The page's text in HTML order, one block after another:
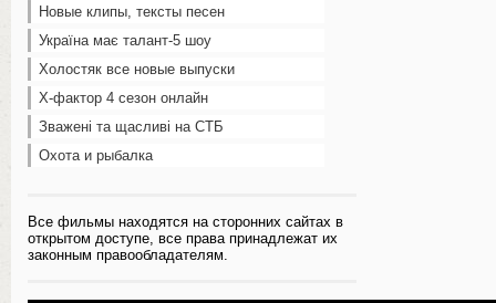
Новые клипы, тексты песен
Україна має талант-5 шоу
Холостяк все новые выпуски
Х-фактор 4 сезон онлайн
Зважені та щасливі на СТБ
Охота и рыбалка
Все фильмы находятся на сторонних сайтах в
открытом доступе, все права принадлежат их
законным правообладателям.